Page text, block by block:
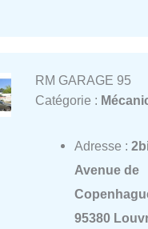
RM GARAGE 95
Catégorie :
Adresse :
Avenue de
95380